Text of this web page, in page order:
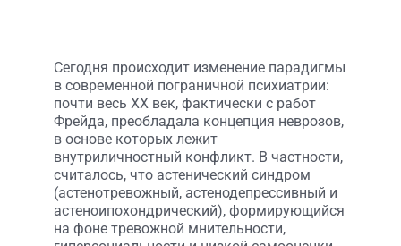
Сегодня происходит изменение парадигмы
в современной пограничной психиатрии:
почти весь ХХ век, фактически с работ
Фрейда, преобладала концепция неврозов,
в основе которых лежит
внутриличностный конфликт. В частности,
считалось, что астенический синдром
(астенотревожный, астенодепрессивный и
астеноипохондрический), формирующийся
на фоне тревожной мнительности,